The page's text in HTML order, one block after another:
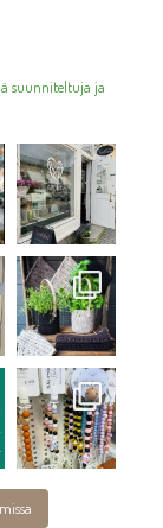
suunniteltuja ja